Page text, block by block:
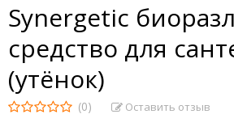
Synergetic
средство для
(утёнок)
(0) Оставить отзыв